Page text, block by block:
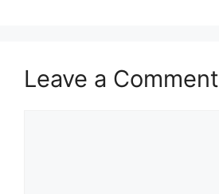
Leave a Comment